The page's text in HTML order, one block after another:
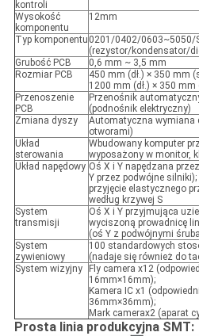
kontroli
Wysokość
komponentu
12mm
Typ komponentu 0201/0402/0603~5050/
(rezystor/kondensator/
Grubość PCB
0,6 mm ~ 3,5 mm
Rozmiar PCB
450 mm (dł.) × 350 mm
1200 mm (dł.) × 350
Przenoszenie
PCB
Przenośnik
(podnośnik elektryczny)
Zmiana dyszy
Automatyczna wymiana
otworami)
Układ
sterowania
Wbudowany komputer
wyposażony w monitor,
Układ napędowy Oś X i Y napędzana
Y przez podwójne silniki);
przyjęcie elastycznego
według krzywej S
System
transmisji
Oś X i Y przyjmująca
wyciszoną prowadnicę
(oś Y z podwójnymi
System
zywieniowy
100 standardowych
(nadaje się również do
System wizyjny
Fly camera x12
16mm×16mm);
Kamera IC x1
36mm×36mm);
Mark camerax2 (aparat
Prosta linia produkcyjna SMT: